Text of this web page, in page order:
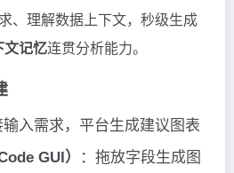
、理解数据上下文，秒级生成
文记忆连贯分析能力。
输入需求，平台生成建议图表
GUI）
：拖放字段生成图